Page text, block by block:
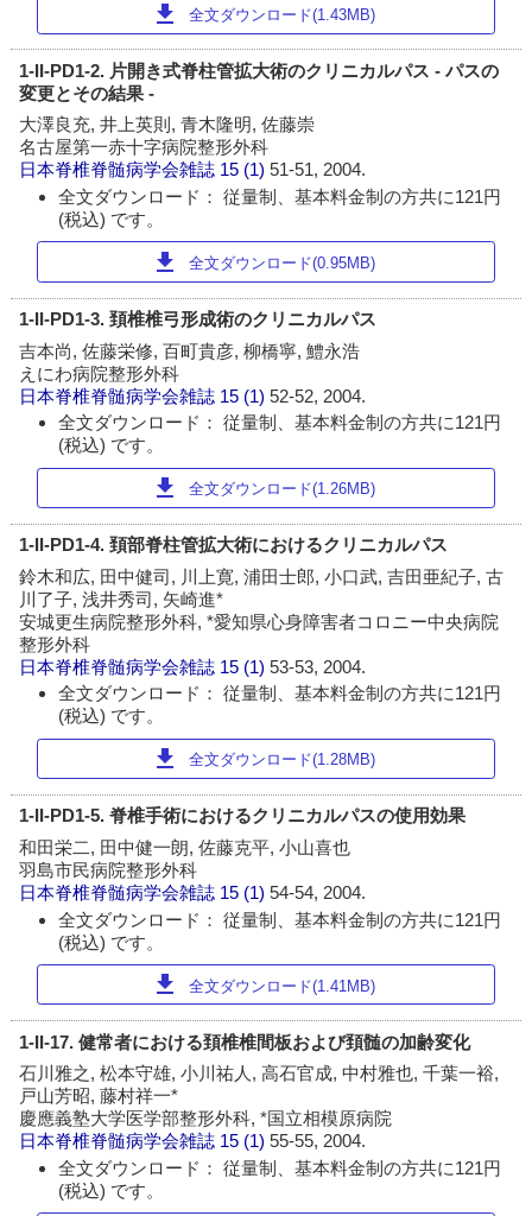
download 全文ダウンロード(1.43MB)
1-II-PD1-2. 片開き式脊柱管拡大術のクリニカルパス - パスの
変更とその結果 -
大澤良充, 井上英則, 青木隆明, 佐藤崇
名古屋第一赤十字病院整形外科
日本脊椎脊髄病学会雑誌 15 (1)51-51, 2004.
全文ダウンロード： 従量制、基本料金制の方共に121円
(税込) です。
download 全文ダウンロード(0.95MB)
1-II-PD1-3. 頚椎椎弓形成術のクリニカルパス
吉本尚, 佐藤栄修, 百町貴彦, 柳橋寧, 鱧永浩
えにわ病院整形外科
日本脊椎脊髄病学会雑誌 15 (1)52-52, 2004.
全文ダウンロード： 従量制、基本料金制の方共に121円
(税込) です。
download 全文ダウンロード(1.26MB)
1-II-PD1-4. 頚部脊柱管拡大術におけるクリニカルパス
鈴木和広, 田中健司, 川上寛, 浦田士郎, 小口武, 吉田亜紀子, 古
川了子, 浅井秀司, 矢崎進*
安城更生病院整形外科, *愛知県心身障害者コロニー中央病院
整形外科
日本脊椎脊髄病学会雑誌 15 (1)53-53, 2004.
全文ダウンロード： 従量制、基本料金制の方共に121円
(税込) です。
download 全文ダウンロード(1.28MB)
1-II-PD1-5. 脊椎手術におけるクリニカルパスの使用効果
和田栄二, 田中健一朗, 佐藤克平, 小山喜也
羽島市民病院整形外科
日本脊椎脊髄病学会雑誌 15 (1)54-54, 2004.
全文ダウンロード： 従量制、基本料金制の方共に121円
(税込) です。
download 全文ダウンロード(1.41MB)
1-II-17. 健常者における頚椎椎間板および頚髄の加齢変化
石川雅之, 松本守雄, 小川祐人, 高石官成, 中村雅也, 千葉一裕,
戸山芳昭, 藤村祥一*
慶應義塾大学医学部整形外科, *国立相模原病院
日本脊椎脊髄病学会雑誌 15 (1)55-55, 2004.
全文ダウンロード： 従量制、基本料金制の方共に121円
(税込) です。